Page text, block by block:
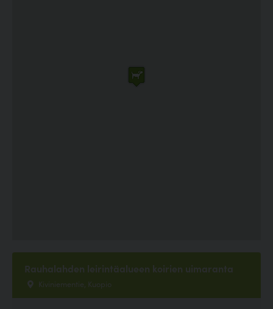
Rauhalahden leirintäalueen koirien uimaranta
Kiviniementie, Kuopio